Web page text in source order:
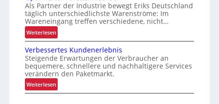
s
t
l
e
n
o
i
c
h
r
e
L
o
i
Als Partner der Industrie bewegt Eriks Deutschland
täglich unterschiedlichste Warenströme: Im
Wareneingang treffen verschiedene, nicht…
Weiterlesen:
O
p
t
i
m
i
e
Verbessertes Kundenerlebnis
Steigende Erwartungen der Verbraucher an
bequemere, schnellere und nachhaltigere Services
verändern den Paketmarkt.
Weiterlesen:
V